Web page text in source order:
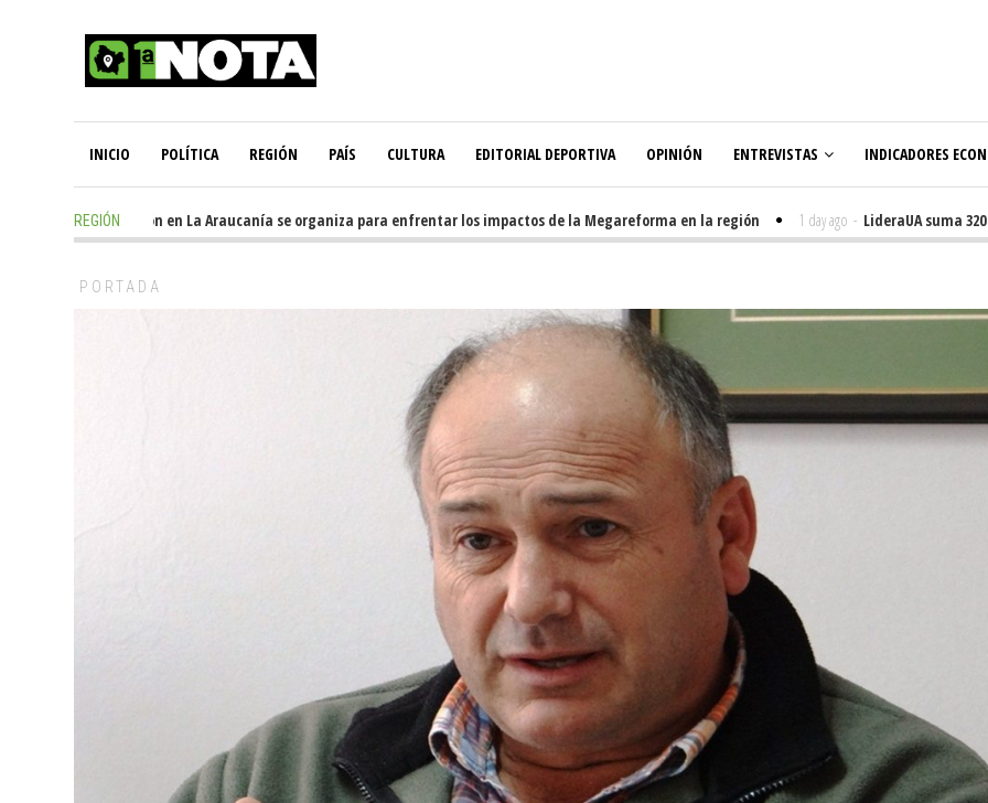
INICIO POLÍTICA REGIÓN PAÍS CULTURA EDITORIAL DEPORTIVA OPINIÓN ENTREVISTAS INDICADORES
REGIÓN
Oposición en La Araucanía se organiza para enfrentar los impactos de la Megareforma en la región 1 day ago - LideraUA suma 320
PORTADA